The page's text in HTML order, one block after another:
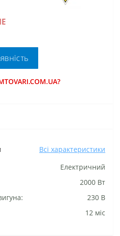
Всі характеристики
Електричний
2000 Вт
230 В
12 міс